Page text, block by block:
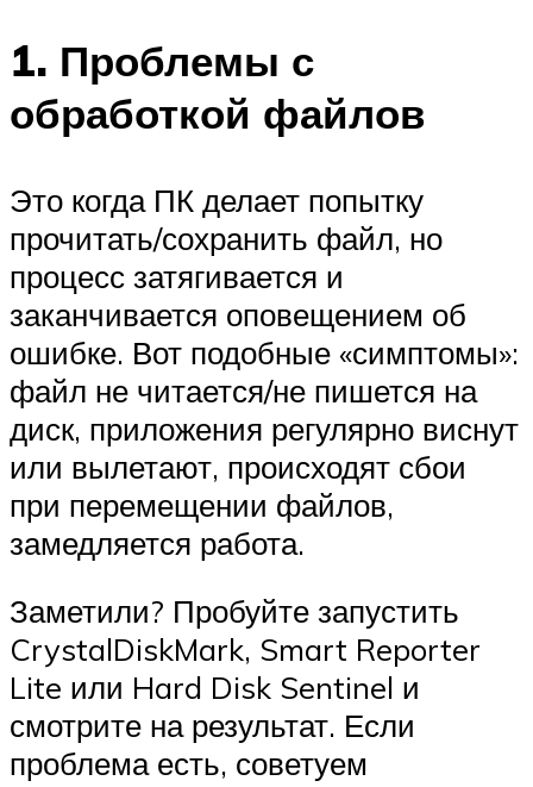
1. Проблемы с
обработкой файлов
Это когда ПК делает попытку
прочитать/сохранить файл, но
процесс затягивается и
заканчивается оповещением об
ошибке. Вот подобные «симптомы»:
файл не читается/не пишется на
диск, приложения регулярно виснут
или вылетают, происходят сбои
при перемещении файлов,
замедляется работа.
Заметили? Пробуйте запустить
CrystalDiskMark, Smart Reporter
Lite или Hard Disk Sentinel и
смотрите на результат. Если
проблема есть, советуем